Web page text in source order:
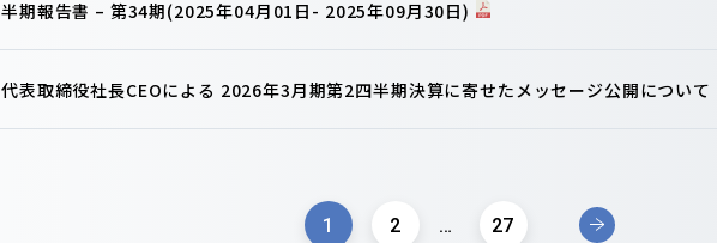
半期報告書 – 第34期(2025年04月01日- 2025年09月30日)
代表取締役社長CEOによる 2026年3月期第2四半期決算に寄せたメッセージ公開について
1 2 … 27